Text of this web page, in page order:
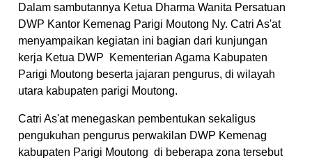
Dalam sambutannya Ketua Dharma Wanita Persatuan
DWP Kantor Kemenag Parigi Moutong Ny. Catri As'at
menyampaikan kegiatan ini bagian dari kunjungan
kerja Ketua DWP Kementerian Agama Kabupaten
Parigi Moutong beserta jajaran pengurus, di wilayah
utara kabupaten parigi Moutong.
Catri As'at menegaskan pembentukan sekaligus
pengukuhan pengurus perwakilan DWP Kemenag
kabupaten Parigi Moutong di beberapa zona tersebut